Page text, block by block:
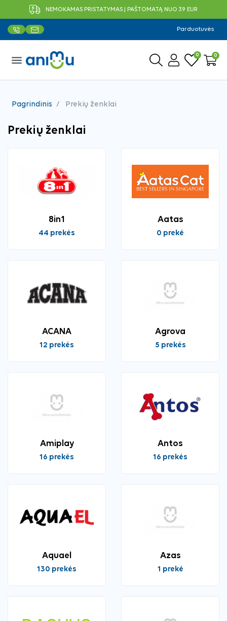
NEMOKAMAS PRISTATYMAS Į PAŠTOMATĄ NUO 39 EUR
Parduotuvės
menu 0 0
Pagrindinis Prekių ženklai
Prekių ženklai
8in1
44 prekės
Aatas
0 prekė
ACANA
12 prekės
Agrova
5 prekės
Amiplay
16 prekės
Antos
16 prekės
Aquael
130 prekės
Azas
1 prekė